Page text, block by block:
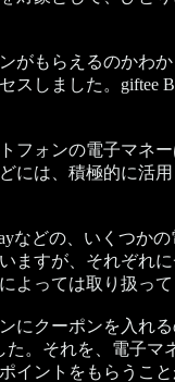
がもらえるのかわ
スしました。giftee
フォンの電子マネ
には、積極的に活
などの、いくつか
ますが、それぞれ
よっては取り扱っ
にクーポンを入れ
。それを、電子
イントをもらうこ